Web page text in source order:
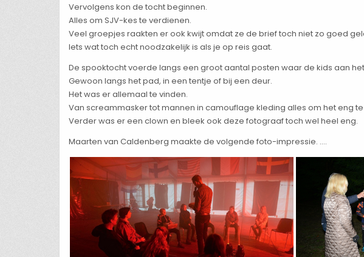
Vervolgens kon de tocht beginnen.
Alles om SJV-kes te verdienen.
Veel groepjes raakten er ook kwijt omdat ze de brief toch niet zo goed
Iets wat toch echt noodzakelijk is als je op reis gaat.
De spooktocht voerde langs een groot aantal posten waar de kids aan
Gewoon langs het pad, in een tentje of bij een deur.
Het was er allemaal te vinden.
Van screammasker tot mannen in camouflage kleding alles om het eng te
Verder was er een clown en bleek ook deze fotograaf toch wel heel eng.
Maarten van Caldenberg maakte de volgende foto-impressie. ….